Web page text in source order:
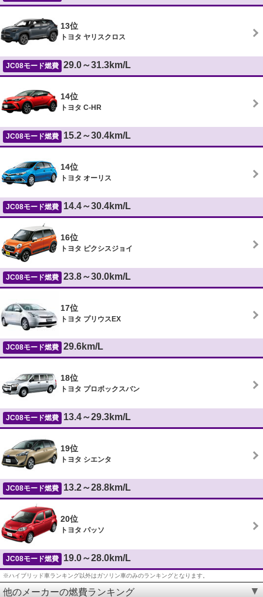
13位
トヨタ ヤリスクロス
JC08モード燃費 29.0～31.3km/L
14位
トヨタ C-HR
JC08モード燃費 15.2～30.4km/L
14位
トヨタ オーリス
JC08モード燃費 14.4～30.4km/L
16位
トヨタ ピクシスジョイ
JC08モード燃費 23.8～30.0km/L
17位
トヨタ プリウスEX
JC08モード燃費 29.6km/L
18位
トヨタ プロボックスバン
JC08モード燃費 13.4～29.3km/L
19位
トヨタ シエンタ
JC08モード燃費 13.2～28.8km/L
20位
トヨタ パッソ
JC08モード燃費 19.0～28.0km/L
※ハイブリッド車ランキング以外はガソリン車のみのランキングとなります。
他のメーカーの燃費ランキング